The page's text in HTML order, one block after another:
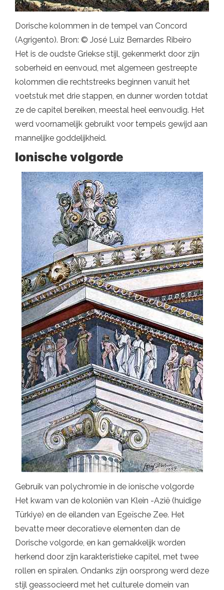
Dorische kolommen in de tempel van Concord
(Agrigento). Bron: © José Luiz Bernardes Ribeiro
Het is de oudste Griekse stijl, gekenmerkt door zijn
soberheid en eenvoud, met algemeen gestreepte
kolommen die rechtstreeks beginnen vanuit het
voetstuk met drie stappen, en dunner worden totdat
ze de capitel bereiken, meestal heel eenvoudig. Het
werd voornamelijk gebruikt voor tempels gewijd aan
mannelijke goddelijkheid.
Ionische volgorde
Gebruik van polychromie in de ionische volgorde
Het kwam van de koloniën van Klein -Azië (huidige
Türkiye) en de eilanden van Egeïsche Zee. Het
bevatte meer decoratieve elementen dan de
Dorische volgorde, en kan gemakkelijk worden
herkend door zijn karakteristieke capitel, met twee
rollen en spiralen. Ondanks zijn oorsprong werd deze
stijl geassocieerd met het culturele domein van